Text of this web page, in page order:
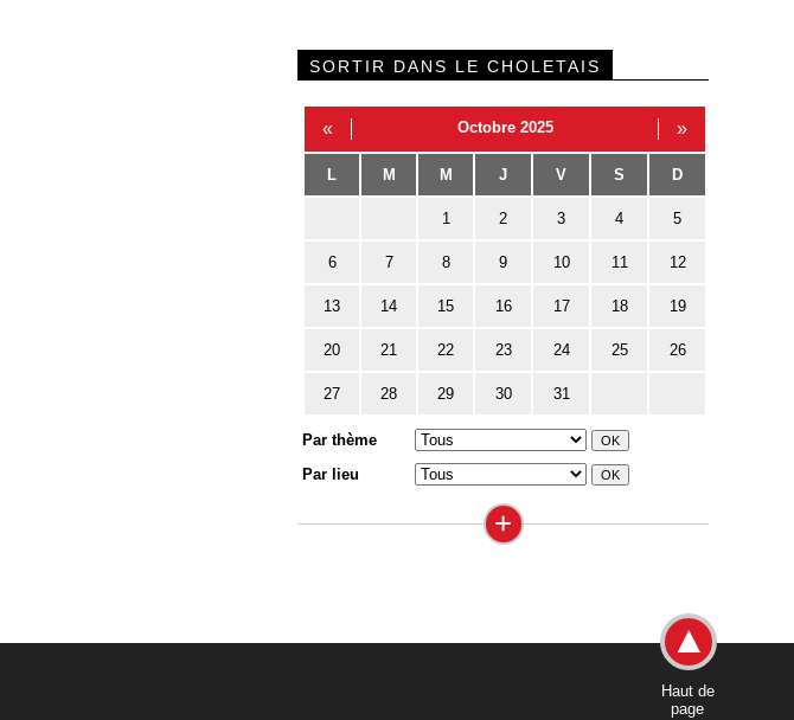
SORTIR DANS LE CHOLETAIS
« Octobre 2025 »
L M M J V S D
1 2 3 4 5
6 7 8 9 10 11 12
13 14 15 16 17 18 19
20 21 22 23 24 25 26
27 28 29 30 31
Par thème
Par lieu
+
Haut de
page